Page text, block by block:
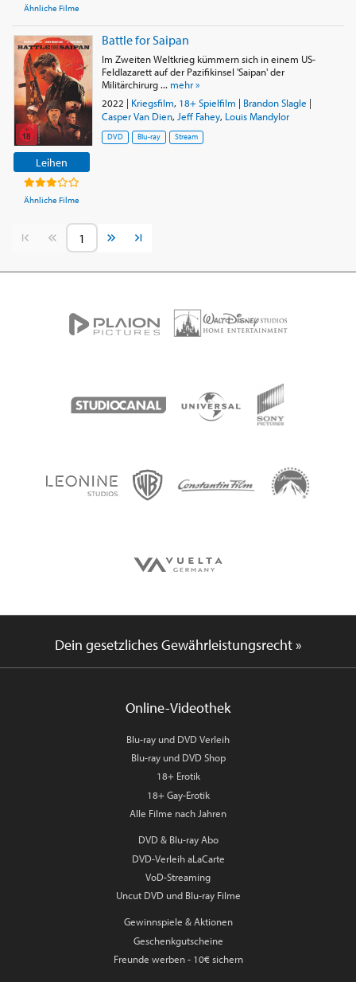
Ähnliche Filme
Leihen
Ähnliche Filme
Battle for Saipan
Im Zweiten Weltkrieg kümmern sich in einem US-
Feldlazarett auf der Pazifikinsel 'Saipan' der
Militärchirurg ... mehr »
2022 | Kriegsfilm, 18+ Spielfilm | Brandon Slagle |
Casper Van Dien, Jeff Fahey, Louis Mandylor
DVD Blu-ray Stream
Vorherige SeiteNächste Seite
Dein gesetzliches Gewährleistungsrecht »
Online-Videothek
Blu-ray und DVD Verleih
Blu-ray und DVD Shop
18+ Erotik
18+ Gay-Erotik
Alle Filme nach Jahren
DVD & Blu-ray Abo
DVD-Verleih aLaCarte
VoD-Streaming
Uncut DVD und Blu-ray Filme
Gewinnspiele & Aktionen
Geschenkgutscheine
Freunde werben - 10€ sichern